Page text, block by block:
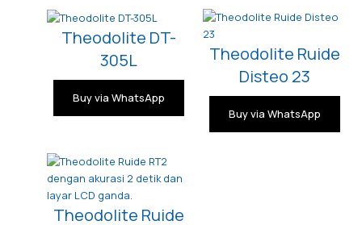
Theodolite DT-
305L
Buy via WhatsApp
Theodolite Ruide
Disteo 23
Buy via WhatsApp
Theodolite Ruide